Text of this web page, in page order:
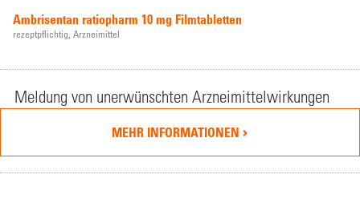
Ambrisentan ratiopharm 10 mg Filmtabletten
rezeptpflichtig, Arzneimittel
Meldung von unerwünschten Arzneimittelwirkungen
MEHR INFORMATIONEN